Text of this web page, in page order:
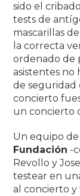
sido el
tests de
mascarillas
la correcta
ordenado de
asistentes no
de seguridad
concierto
un concierto
Un equipo de
Fundación -
Revollo y
testear en
al concierto y